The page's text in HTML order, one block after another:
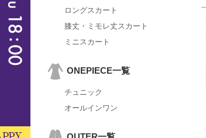
ロングスカート
膝丈・ミモレ丈スカート
ミニスカート
ONEPIECE一覧
チュニック
オールインワン